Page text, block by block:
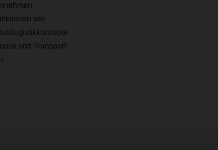
wie
und Transport